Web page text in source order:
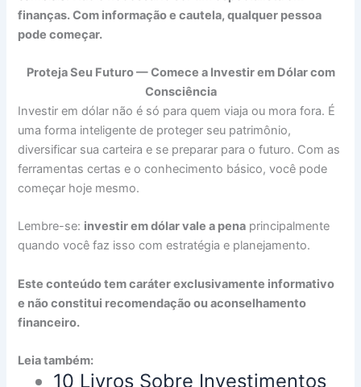
finanças. Com informação e cautela, qualquer pessoa
pode começar.
Proteja Seu Futuro — Comece a Investir em Dólar com
Consciência
Investir em dólar não é só para quem viaja ou mora fora. É
uma forma inteligente de proteger seu patrimônio,
diversificar sua carteira e se preparar para o futuro. Com as
ferramentas certas e o conhecimento básico, você pode
começar hoje mesmo.
Lembre-se: investir em dólar vale a pena principalmente
quando você faz isso com estratégia e planejamento.
Este conteúdo tem caráter exclusivamente informativo
e não constitui recomendação ou aconselhamento
financeiro.
Leia também:
10 Livros Sobre Investimentos